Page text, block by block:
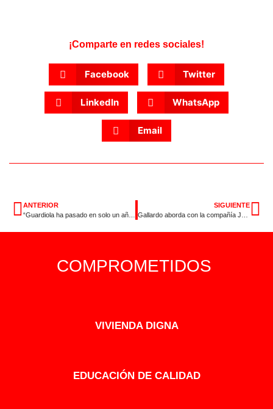
¡Comparte en redes sociales!
Facebook Twitter
LinkedIn WhatsApp
Email
ANTERIOR
SIGUIENTE
COMPROMETIDOS
VIVIENDA DIGNA
EDUCACIÓN DE CALIDAD